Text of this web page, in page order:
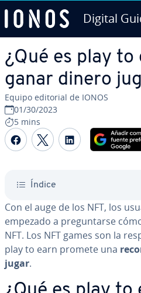
Digital
¿Qué es play to
ganar dinero
Equipo editorial de IONOS
01/30/2023
5 mins
Compartir Facebook
Compartir
Compartir
Índice
Con el auge de los NFT, los
empezado a pre­gu­n­tar­se
NFT. Los NFT games son la
play to earn promete una
jugar.